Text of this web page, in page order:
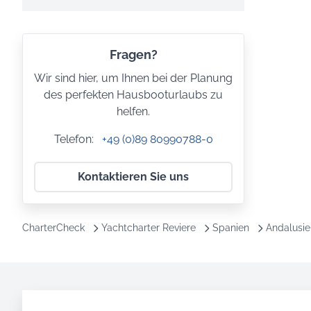
Fragen?
Wir sind hier, um Ihnen bei der Planung
des perfekten Hausbooturlaubs zu
helfen.
Telefon: +49 (0)89 80990788-0
Kontaktieren Sie uns
CharterCheck Yachtcharter Reviere Spanien